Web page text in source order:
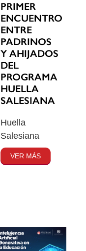
PRIMER
ENCUENTRO
ENTRE
PADRINOS
Y AHIJADOS
DEL
PROGRAMA
HUELLA
SALESIANA
Huella
Salesiana
VER MÁS